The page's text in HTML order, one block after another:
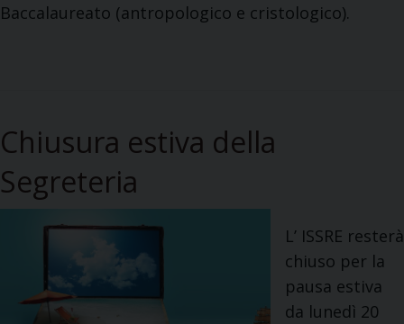
Baccalaureato (antropologico e cristologico).
Chiusura estiva della
Segreteria
L’ ISSRE resterà
chiuso per la
pausa estiva
da lunedì 20